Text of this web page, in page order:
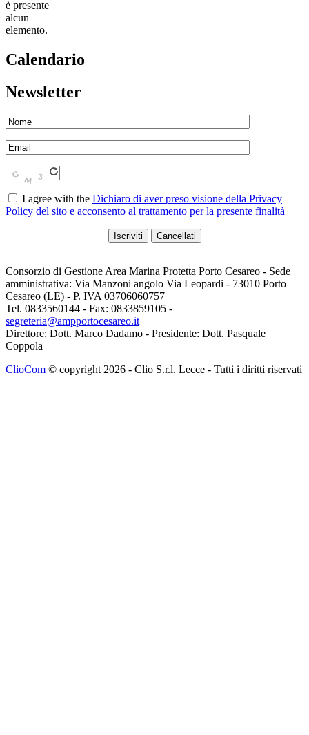
è presente
alcun
elemento.
Calendario
Newsletter
I agree with the Dichiaro di aver preso visione della Privacy
Policy del sito e acconsento al trattamento per la presente finalità
Consorzio di Gestione Area Marina Protetta Porto Cesareo - Sede
amministrativa: Via Manzoni angolo Via Leopardi - 73010 Porto
Cesareo (LE) - P. IVA 03706060757
Tel. 0833560144 - Fax: 0833859105 -
segreteria@ampportocesareo.it
Direttore: Dott. Marco Dadamo - Presidente: Dott. Pasquale
Coppola
ClioCom © copyright 2026 - Clio S.r.l. Lecce - Tutti i diritti riservati